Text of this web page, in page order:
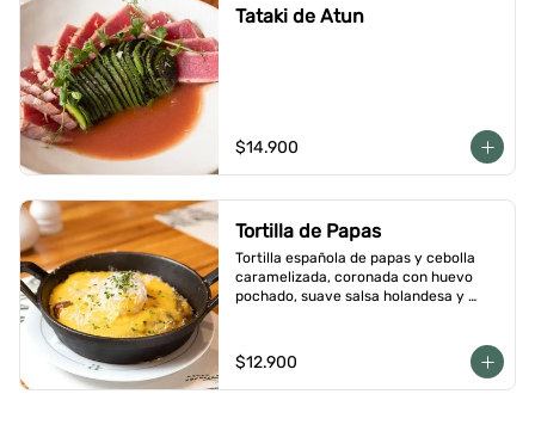
Tataki de Atun
$14.900
Tortilla de Papas
Tortilla española de papas y cebolla
caramelizada, coronada con huevo
pochado, suave salsa holandesa y
$12.900